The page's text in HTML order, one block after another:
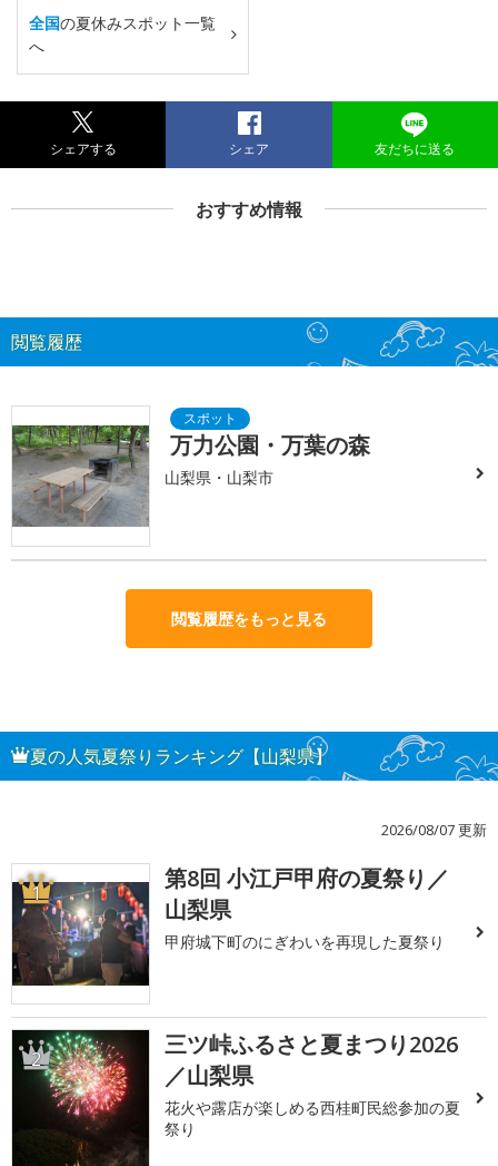
全国の夏休みスポット一覧
へ
シェアする シェア 友だちに送る
おすすめ情報
閲覧履歴
万力公園・万葉の森
山梨県・山梨市
閲覧履歴をもっと見る
夏の人気夏祭りランキング【山梨県】
2026/08/07 更新
1
第8回 小江戸甲府の夏祭り／
山梨県
甲府城下町のにぎわいを再現した夏祭り
2
三ツ峠ふるさと夏まつり2026
／山梨県
花火や露店が楽しめる西桂町民総参加の夏
祭り